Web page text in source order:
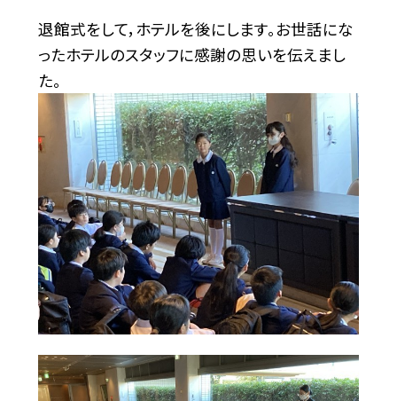
退館式をして，ホテルを後にします。お世話にな
ったホテルのスタッフに感謝の思いを伝えまし
た。